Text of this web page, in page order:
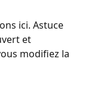
ici. Astuce
et
modifiez la